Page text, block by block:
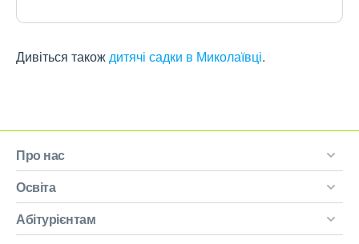
Дивіться такождитячі садки в Миколаївці.
Про нас
Освіта
Абітурієнтам